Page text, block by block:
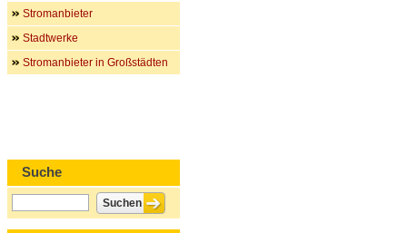
Stromanbieter
Stadtwerke
Stromanbieter in Großstädten
Suche